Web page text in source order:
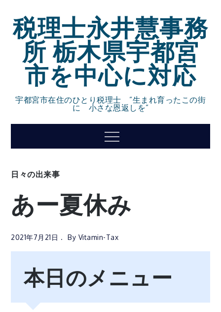
content
税理士永井慧事務
所 栃木県宇都宮
市を中心に対応
宇都宮市在住のひとり税理士 ”生まれ育ったこの街
に 小さな恩返しを”
Menu
日々の出来事
あー夏休み
2021年7月21日 By Vitamin-Tax
本日のメニュー